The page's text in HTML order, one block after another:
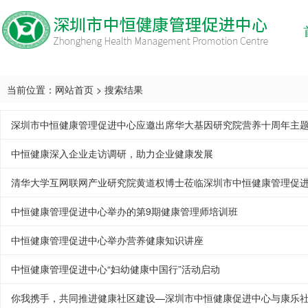
当前位置： 网站首页 > 搜索结果
深圳市中恒健康管理促进中心应邀出席华大基因研究院营养十周年主
中恒健康深入企业走访调研，助力企业健康发展
清华大学互网联网产业研究院黄道权博士莅临深圳市中恒健康管理促
中恒健康管理促进中心举办的第9期健康管理师培训班
中恒健康管理促进中心举办营养健康知识讲座
中恒健康管理促进中心“妇幼健康中国行”活动启动
你我携手，共同推进健康社区建设—深圳市中恒健康促进中心与康乐